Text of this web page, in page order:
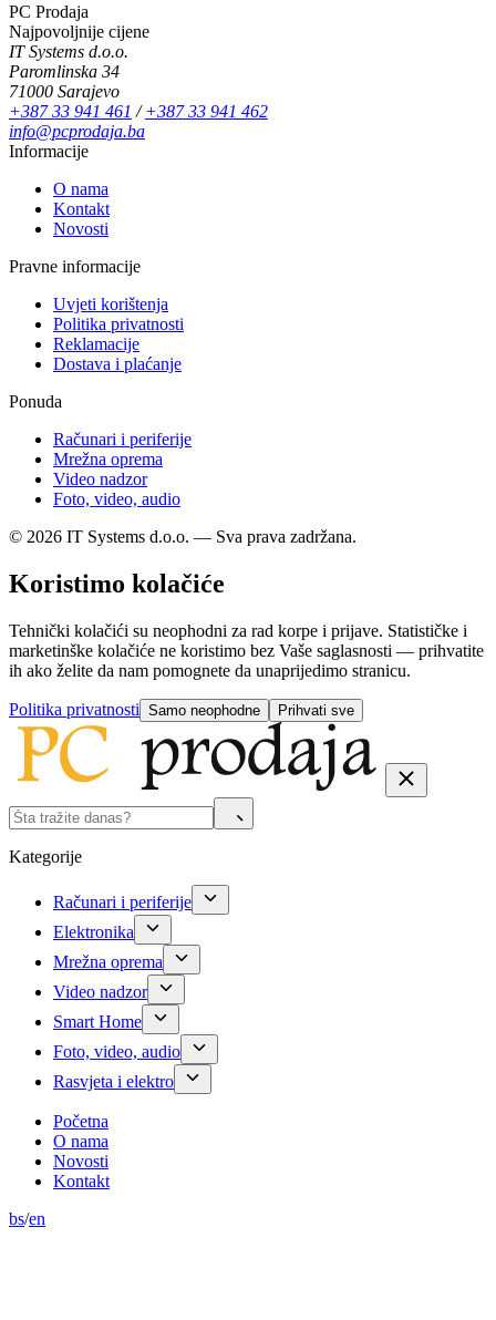
PC Prodaja
Najpovoljnije cijene
IT Systems d.o.o.
Paromlinska 34
71000 Sarajevo
+387 33 941 461 /+387 33 941 462
info@pcprodaja.ba
Informacije
O nama
Kontakt
Novosti
Pravne informacije
Uvjeti korištenja
Politika privatnosti
Reklamacije
Dostava i plaćanje
Ponuda
Računari i periferije
Mrežna oprema
Video nadzor
Foto, video, audio
© 2026 IT Systems d.o.o. — Sva prava zadržana.
Koristimo kolačiće
Tehnički kolačići su neophodni za rad korpe i prijave. Statističke i
marketinške kolačiće ne koristimo bez Vaše saglasnosti — prihvatite
ih ako želite da nam pomognete da unaprijedimo stranicu.
Politika privatnosti Samo neophodne Prihvati sve
Kategorije
Računari i periferije
Elektronika
Mrežna oprema
Video nadzor
Smart Home
Foto, video, audio
Rasvjeta i elektro
Početna
O nama
Novosti
Kontakt
bs/en